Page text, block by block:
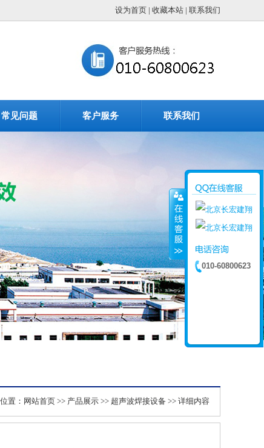
设为首页 | 收藏本站 | 联系我们
常见问题 客户服务 联系我们
置： 网站首页 >> 产品展示 >> 超声波焊接设备 >> 详细内容
010-60800623